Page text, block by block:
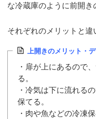
な冷蔵庫のように前開き
それぞれのメリットと違
上開きのメリット・
・扉が上にあるので
る。
・冷気は下に流れる
保てる。
・肉や魚などの冷凍